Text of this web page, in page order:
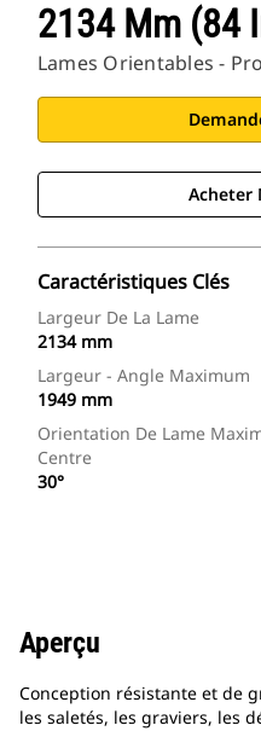
2134 Mm (84
Lames Orientables -
Acheter
Caractéristiques Clés
Largeur De La Lame
2134 mm
Largeur - Angle Maximum
1949 mm
Orientation De Lame
Centre
30°
Aperçu
Conception résistante et de
les saletés, les graviers, les